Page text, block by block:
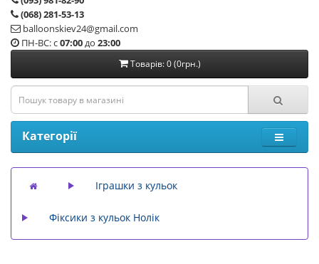
(068) 281-53-13
balloonskiev24@gmail.com
ПН-ВС: с07:00до 23:00
Товарів: 0 (0грн.)
Категорії
Іграшки з кульок
Фіксики з кульок Нолік